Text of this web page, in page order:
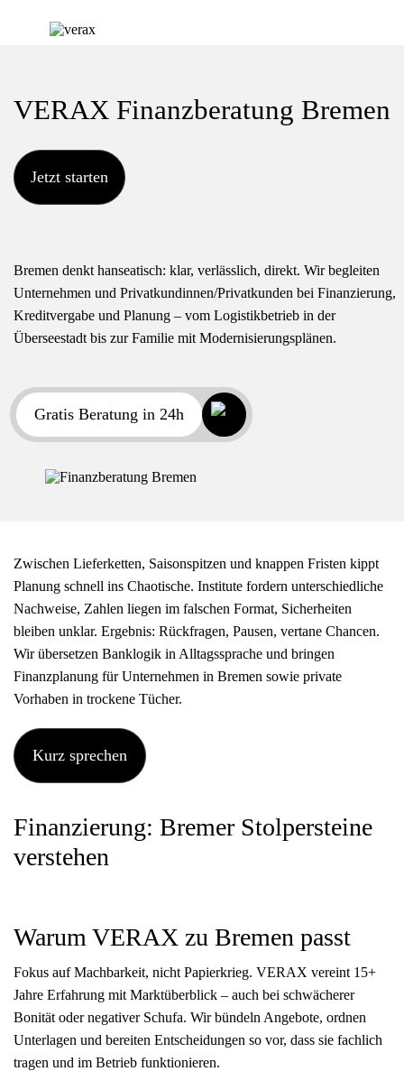
VERAX Finanzberatung Bremen
Jetzt starten
Bremen denkt hanseatisch: klar, verlässlich, direkt. Wir begleiten
Unternehmen und Privatkundinnen/Privatkunden bei Finanzierung,
Kreditvergabe und Planung – vom Logistikbetrieb in der
Überseestadt bis zur Familie mit Modernisierungsplänen.
Gratis Beratung in 24h
Zwischen Lieferketten, Saisonspitzen und knappen Fristen kippt
Planung schnell ins Chaotische. Institute fordern unterschiedliche
Nachweise, Zahlen liegen im falschen Format, Sicherheiten
bleiben unklar. Ergebnis: Rückfragen, Pausen, vertane Chancen.
Wir übersetzen Banklogik in Alltagssprache und bringen
Finanzplanung für Unternehmen in Bremen sowie private
Vorhaben in trockene Tücher.
Kurz sprechen
Finanzierung: Bremer Stolpersteine
verstehen
Warum VERAX zu Bremen passt
Fokus auf Machbarkeit, nicht Papierkrieg. VERAX vereint 15+
Jahre Erfahrung mit Marktüberblick – auch bei schwächerer
Bonität oder negativer Schufa. Wir bündeln Angebote, ordnen
Unterlagen und bereiten Entscheidungen so vor, dass sie fachlich
tragen und im Betrieb funktionieren.
Kredite
Finanzierung
Startseite
Leistungen
Wörterverzeichnis
Kontakt
Datenschutzerklärung
AGB